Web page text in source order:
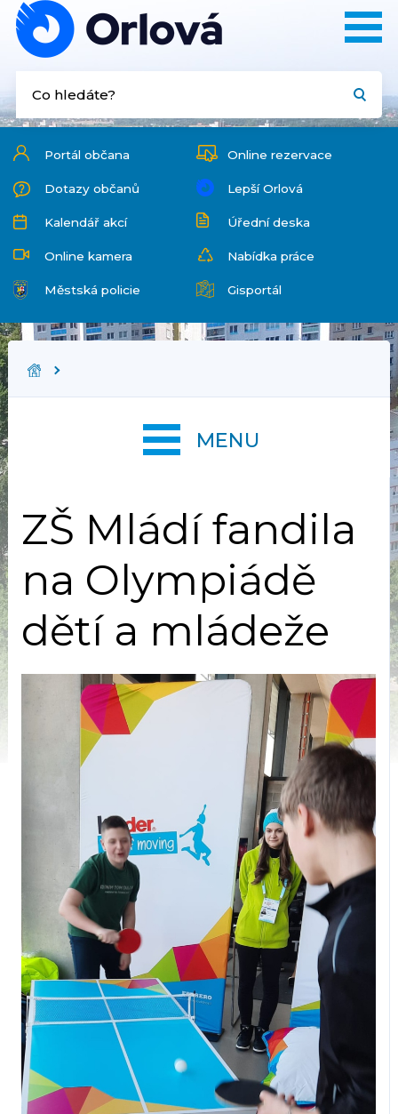
Portál občana Online rezervace
Dotazy občanů Lepší Orlová
Kalendář akcí Úřední deska
Online kamera Nabídka práce
Městská policie Gisportál
ZŠ Mládí fandila
na Olympiádě
dětí a mládeže
MENU